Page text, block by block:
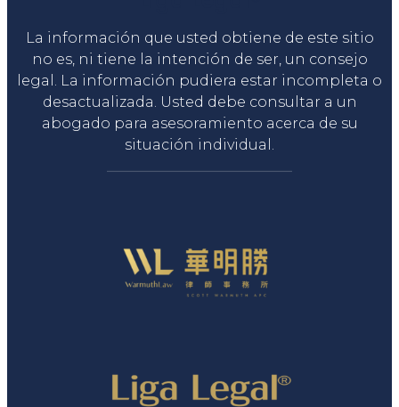
La información que usted obtiene de este sitio
no es, ni tiene la intención de ser, un consejo
legal. La información pudiera estar incompleta o
desactualizada. Usted debe consultar a un
abogado para asesoramiento acerca de su
situación individual.